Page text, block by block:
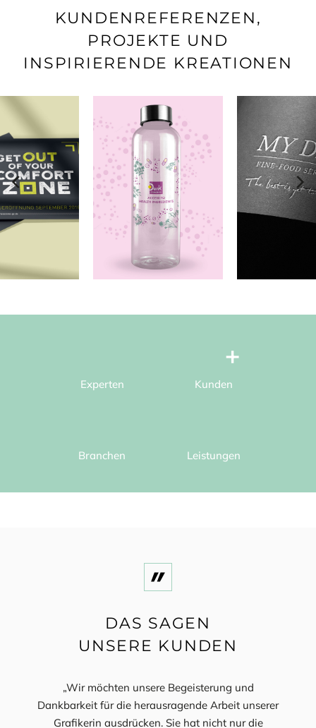
KUNDENREFERENZEN,
PROJEKTE UND
INSPIRIERENDE KREATIONEN
Experten Kunden
Branchen Leistungen
DAS SAGEN
UNSERE KUNDEN
„Wir möchten unsere Begeisterung und
Dankbarkeit für die herausragende Arbeit unserer
Grafikerin ausdrücken. Sie hat nicht nur die